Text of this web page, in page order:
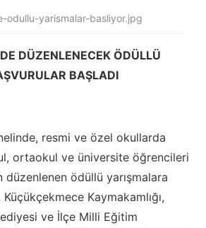
odullu-yarismalar-basliyor.jpg
DÜZENLENECEK ÖDÜLLÜ
BAŞLADI
resmi ve özel okullarda
ortaokul ve üniversite öğrencileri
ödüllü yarışmalara
Kaymakamlığı,
ve İlçe Milli Eğitim